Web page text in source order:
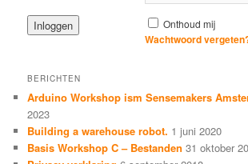
Onthoud mij
Wachtwoord
BERICHTEN
Arduino Workshop ism Sensemakers
2023
Building a warehouse robot. 1 juni 2020
Basis Workshop C – Bestanden 31 oktober